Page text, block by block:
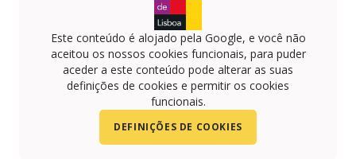
Este conteúdo é alojado pela Google, e você não
aceitou os nossos cookies funcionais, para puder
aceder a este conteúdo pode alterar as suas
definições de cookies e permitir os cookies
funcionais.
DEFINIÇÕES DE COOKIES